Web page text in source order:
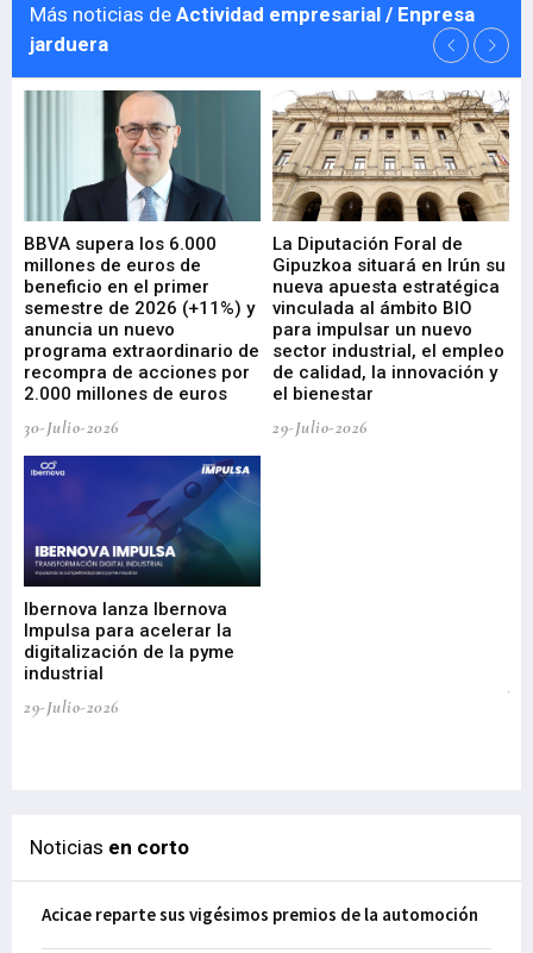
Más noticias de Actividad empresarial / Enpresa
jarduera
BBVA supera los 6.000
millones de euros de
beneficio en el primer
semestre de 2026 (+11%) y
anuncia un nuevo
programa extraordinario de
recompra de acciones por
2.000 millones de euros
30-Julio-2026
La Diputación Foral de
Gipuzkoa situará en Irún su
nueva apuesta estratégica
vinculada al ámbito BIO
para impulsar un nuevo
sector industrial, el empleo
de calidad, la innovación y
el bienestar
29-Julio-2026
Ibernova lanza Ibernova
Impulsa para acelerar la
digitalización de la pyme
industrial
29-Julio-2026
Noticias en corto
Acicae reparte sus vigésimos premios de la automoción